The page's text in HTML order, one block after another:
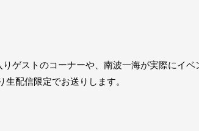
ゲストのコーナーや、南波一海が実際にイ
配信限定でお送りします。